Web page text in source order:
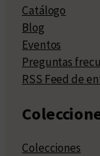
Catálogo
Blog
Eventos
Preguntas
RSS Feed de
Colecciones